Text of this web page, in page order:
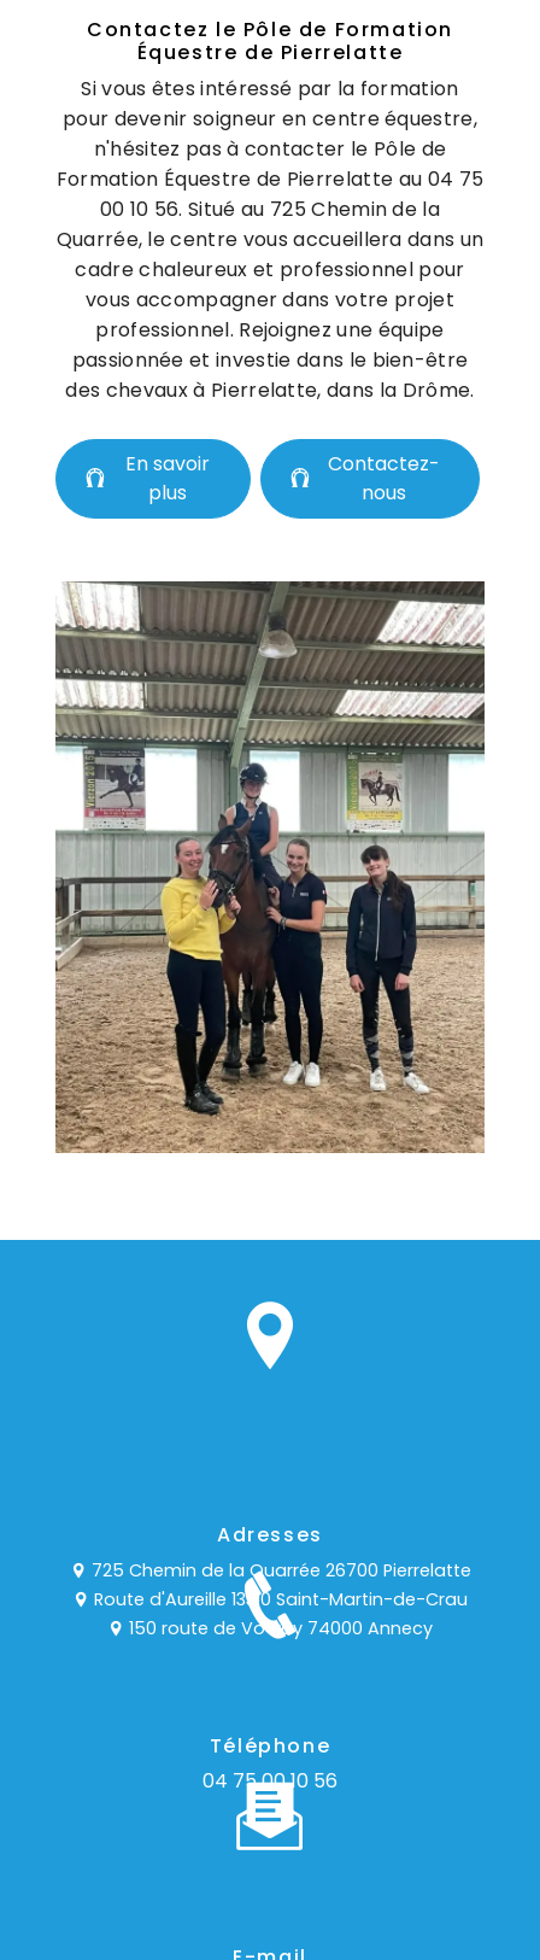
Contactez le Pôle de Formation
Équestre de Pierrelatte
Si vous êtes intéressé par la formation
pour devenir soigneur en centre équestre,
n'hésitez pas à contacter le Pôle de
Formation Équestre de Pierrelatte au 04 75
00 10 56. Situé au 725 Chemin de la
Quarrée, le centre vous accueillera dans un
cadre chaleureux et professionnel pour
vous accompagner dans votre projet
professionnel. Rejoignez une équipe
passionnée et investie dans le bien-être
des chevaux à Pierrelatte, dans la Drôme.
En savoir
plus
Contactez-
nous
Adresses
725 Chemin de la Quarrée 26700 Pierrelatte
Route d'Aureille 13310 Saint-Martin-de-Crau
150 route de Vovray 74000 Annecy
Téléphone
04 75 00 10 56